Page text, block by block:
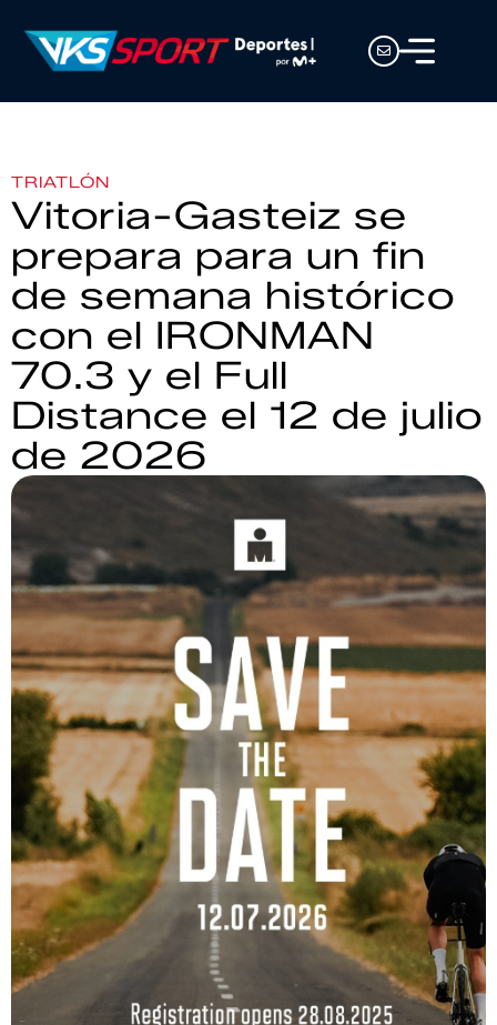
TRIATLÓN
Vitoria-Gasteiz se
prepara para un fin
de semana histórico
con el IRONMAN
70.3 y el Full
Distance el 12 de julio
de 2026